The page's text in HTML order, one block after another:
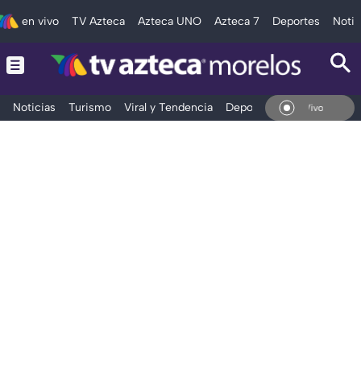
en vivo TV Azteca Azteca UNO Azteca 7 Deportes
Noticias Turismo Viral y Tendencia Deportes Espectáculos
En Vivo